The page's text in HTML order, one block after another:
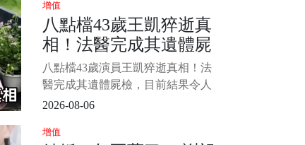
前在一個協尋網站中，一個女孩備
受關注，她已經失蹤了14年，但是
在各方調查下，卻始終沒有消息，
唯一的證物，又是遺留在書包中的
一封信，內容曝光，震驚當地人，
增值
八點檔43歲王凱猝逝真
相！法醫完成其遺體屍
檢，結果令人心酸
八點檔43歲演員王凱猝逝真相！法
醫完成其遺體屍檢，目前結果令人
心酸，還需進壹步調查！ 誰也沒想
片場正常拍戲、和工作人員確認第
2026-08-06
增值